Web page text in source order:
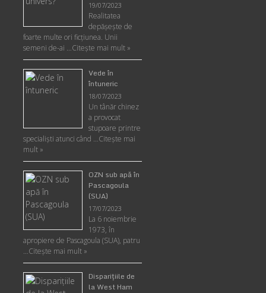
19/07/2023
Realitatea
depăşeşte de
foarte multe ori ficţiunea. Unii
semeni de-ai …Citește mai mult »
Vede în
întuneric
18/07/2023
Un tânăr chinez
a provocat
stupoare printre
specialişti atunci când …Citește mai
mult »
OZN sub apă în
Pascagoula
(SUA)
17/07/2023
La 6 noiembrie
1973, în
apropiere de Pascagoula (SUA), patru
…Citește mai mult »
Disparițiile de
la West Ham